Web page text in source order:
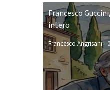
Francesco
intero
Francesco Angrisani-